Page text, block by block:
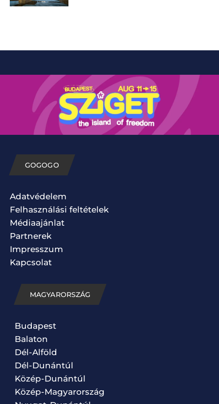
GOGOGO
Adatvédelem
Felhasználási feltételek
Médiaajánlat
Partnerek
Impresszum
Kapcsolat
MAGYARORSZÁG
Budapest
Balaton
Dél-Alföld
Dél-Dunántúl
Közép-Dunántúl
Közép-Magyarország